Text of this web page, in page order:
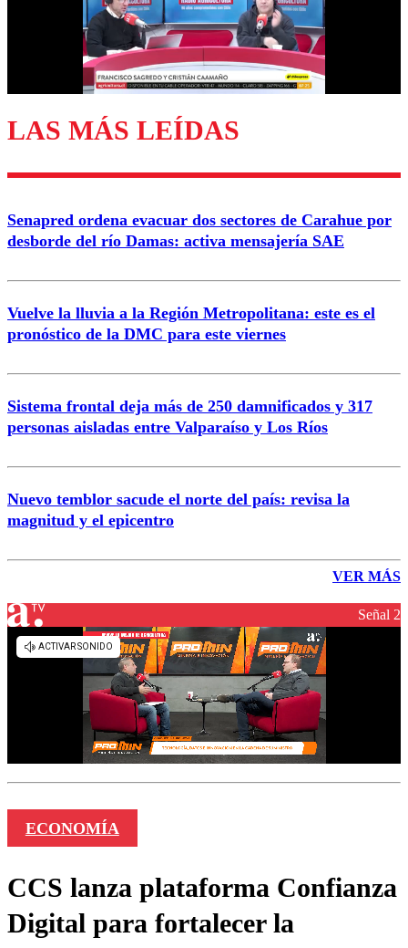
Enviar comentario
LAS MÁS LEÍDAS
Senapred ordena evacuar dos sectores de Carahue por
desborde del río Damas: activa mensajería SAE
Vuelve la lluvia a la Región Metropolitana: este es el
pronóstico de la DMC para este viernes
Sistema frontal deja más de 250 damnificados y 317
personas aisladas entre Valparaíso y Los Ríos
Nuevo temblor sacude el norte del país: revisa la
magnitud y el epicentro
VER MÁS
Señal 2
ECONOMÍA
CCS lanza plataforma Confianza
Digital para fortalecer la